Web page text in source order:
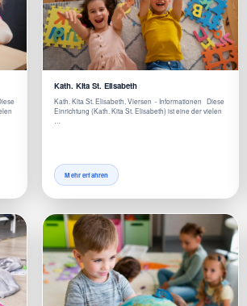
Kath. Kita St. Elisabeth
Kath. Kita St. Elisabeth, Viersen - Informationen Diese
Einrichtung (Kath. Kita St. Elisabeth) ist eine der vielen
Mehr erfahren